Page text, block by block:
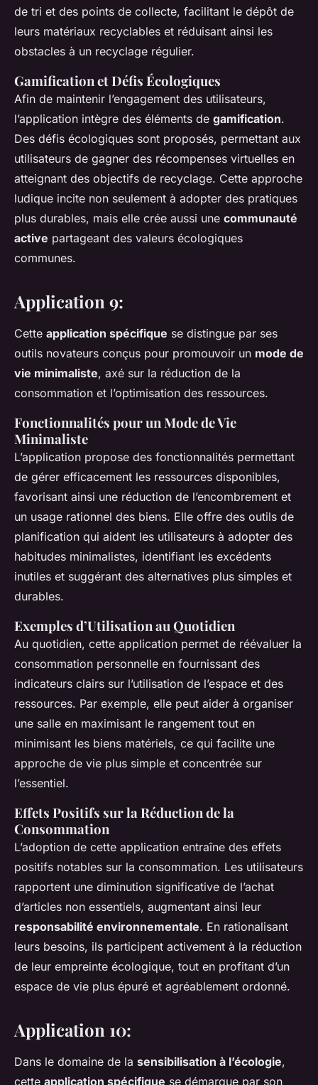
de tri et des points de collecte, facilitant le dépôt de
leurs matériaux recyclables et réduisant ainsi les
obstacles à un recyclage régulier.
Gamification et Défis Écologiques
Afin de maintenir l’engagement des utilisateurs,
l’application intègre des éléments de gamification.
Des défis écologiques sont proposés, permettant aux
utilisateurs de gagner des récompenses virtuelles en
atteignant des objectifs de recyclage. Cette approche
ludique incite non seulement à adopter des pratiques
plus durables, mais elle crée aussi une communauté
active partageant des valeurs écologiques
communes.
Application 9:
Cette application spécifique se distingue par ses
outils novateurs conçus pour promouvoir un mode de
vie minimaliste, axé sur la réduction de la
consommation et l’optimisation des ressources.
Fonctionnalités pour un Mode de Vie
Minimaliste
L’application propose des fonctionnalités permettant
de gérer efficacement les ressources disponibles,
favorisant ainsi une réduction de l’encombrement et
un usage rationnel des biens. Elle offre des outils de
planification qui aident les utilisateurs à adopter des
habitudes minimalistes, identifiant les excédents
inutiles et suggérant des alternatives plus simples et
durables.
Exemples d’Utilisation au Quotidien
Au quotidien, cette application permet de réévaluer la
consommation personnelle en fournissant des
indicateurs clairs sur l’utilisation de l’espace et des
ressources. Par exemple, elle peut aider à organiser
une salle en maximisant le rangement tout en
minimisant les biens matériels, ce qui facilite une
approche de vie plus simple et concentrée sur
l’essentiel.
Effets Positifs sur la Réduction de la
Consommation
L’adoption de cette application entraîne des effets
positifs notables sur la consommation. Les utilisateurs
rapportent une diminution significative de l’achat
d’articles non essentiels, augmentant ainsi leur
responsabilité environnementale. En rationalisant
leurs besoins, ils participent activement à la réduction
de leur empreinte écologique, tout en profitant d’un
espace de vie plus épuré et agréablement ordonné.
Application 10:
Dans le domaine de la sensibilisation à l’écologie,
cette application spécifique se démarque par son